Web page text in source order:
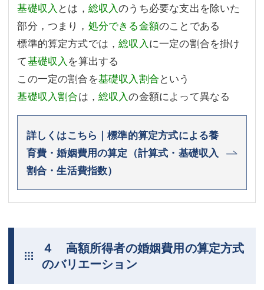
基礎収入 とは， 総収入のうち必要な支出を除いた
部分，つまり， 処分できる金額のことである
標準的算定方式では，総収入に一定の割合を掛け
て基礎収入 を算出する
この一定の割合を基礎収入割合という
基礎収入割合は， 総収入の金額によって異なる
詳しくはこちら｜標準的算定方式による養
育費・婚姻費用の算定（計算式・基礎収入
割合・生活費指数）
４ 高額所得者の婚姻費用の算定方式
のバリエーション